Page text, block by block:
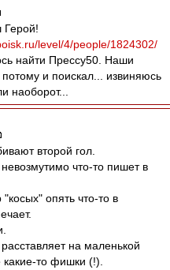
Герой!
level/4/people/1824302/
найти Прессу50. Наши
и поискал... извиняюсь
наоборот...
второй гол.
что-то пишет в
опять что-то в
на маленькой
какие-то фишки (!).